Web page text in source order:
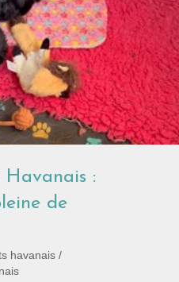
Havanais :
de
havanais /